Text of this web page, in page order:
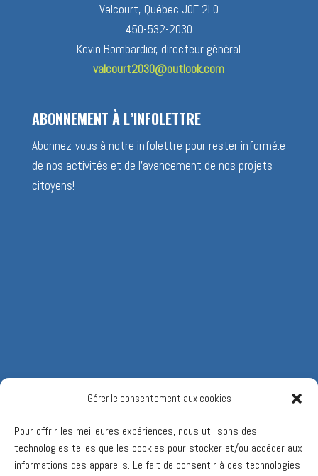
Gérer le consentement aux cookies
Pour offrir les meilleures expériences, nous utilisons des
technologies telles que les cookies pour stocker et/ou accéder aux
informations des appareils. Le fait de consentir à ces technologies
Valcourt, Québec J0E 2L0
450-532-2030
Kevin Bombardier, directeur général
valcourt2030@outlook.com
ABONNEMENT À L’INFOLETTRE
Abonnez-vous à notre infolettre pour rester informé.e
de nos activités et de l’avancement de nos projets
citoyens!